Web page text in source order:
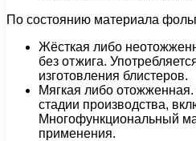
По состоянию материала
Жёсткая либо
без отжига.
изготовления блистеров.
Мягкая либо
стадии производства,
Многофункциональный
применения.